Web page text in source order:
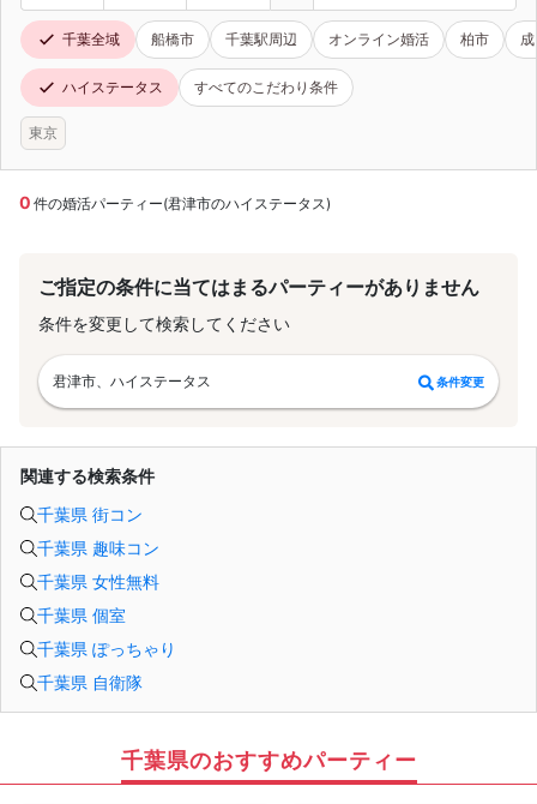
千葉全域 船橋市 千葉駅周辺 オンライン婚活 柏市
ハイステータス すべてのこだわり条件
東京
0 件の婚活パーティー(君津市のハイステータス)
ご指定の条件に当てはまるパーティーがありません
条件を変更して検索してください
君津市、ハイステータス 条件変更
関連する検索条件
千葉県 街コン
千葉県 趣味コン
千葉県 女性無料
千葉県 個室
千葉県 ぽっちゃり
千葉県 自衛隊
千葉県のおすすめパーティー